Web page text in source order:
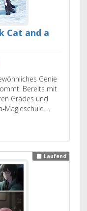
Cat and a
Genie
Bereits mit
Grades und
Laufend